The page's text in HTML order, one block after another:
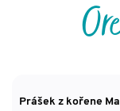
Prášek z kořene